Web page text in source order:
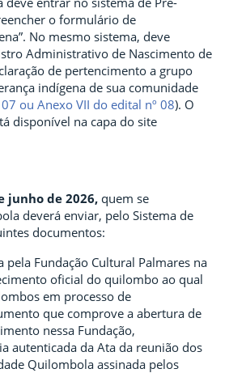
o formulário de
No mesmo sistema, deve
Administrativo de Nascimento de
de pertencimento a grupo
indígena de sua comunidade
ou Anexo VII do edital nº 08). O
disponível na capa do site
junho de 2026, quem se
deverá enviar, pelo Sistema de
documentos:
pela Fundação Cultural Palmares na
oficial do quilombo ao qual
em processo de
que comprove a abertura de
nessa Fundação,
autenticada da Ata da reunião dos
Quilombola assinada pelos